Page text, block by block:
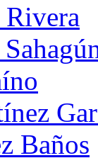
Baños